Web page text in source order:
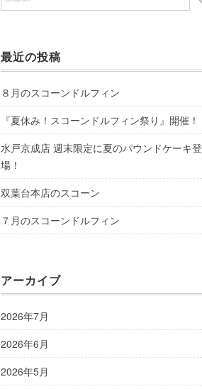
最近の投稿
８月のスコーンドルフィン
『夏休み！スコーンドルフィン祭り』開催！
水戸京成店 週末限定に夏のパウンドケーキ登
場！
双葉台本店のスコーン
７月のスコーンドルフィン
アーカイブ
2026年7月
2026年6月
2026年5月